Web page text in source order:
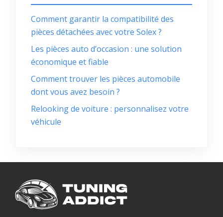
Comment garantir la compatibilité des
pièces détachées avec votre Solex ?
Les pièces auto d’occasion : une solution
économique et fiable
Comment trouver les pièces automobile
dont vous avez besoin ?
Relooking de voiture : personnalisez votre
véhicule